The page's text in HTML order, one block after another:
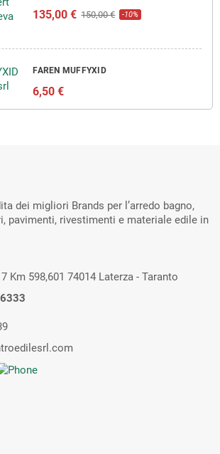
135,00 € 150,00 € -10%
FAREN MUFFYXID
6,50 €
dei migliori Brands per l’arredo bagno,
pavimenti, rivestimenti e materiale edile in
Km 598,601 74014 Laterza - Taranto